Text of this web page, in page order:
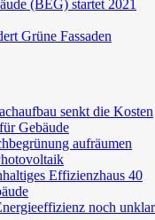
(BEG) startet 2021
Grüne Fassaden
senkt die Kosten
Gebäude
aufräumen
Effizienzhaus 40
noch unklar